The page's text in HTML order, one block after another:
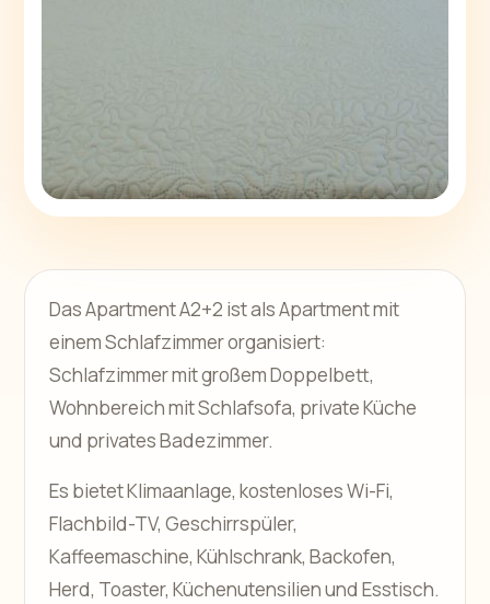
Das Apartment A2+2 ist als Apartment mit
einem Schlafzimmer organisiert:
Schlafzimmer mit großem Doppelbett,
Wohnbereich mit Schlafsofa, private Küche
und privates Badezimmer.
Es bietet Klimaanlage, kostenloses Wi-Fi,
Flachbild-TV, Geschirrspüler,
Kaffeemaschine, Kühlschrank, Backofen,
Herd, Toaster, Küchenutensilien und Esstisch.